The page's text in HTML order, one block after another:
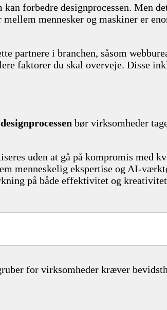
forbedre designprocessen. Men
mennesker og maskiner er
partnere i branchen, såsom
faktorer du skal overveje. Disse
bør virksomheder
uden at gå på kompromis med
menneskelig ekspertise og AI-
på både effektivitet og
for virksomheder kræver